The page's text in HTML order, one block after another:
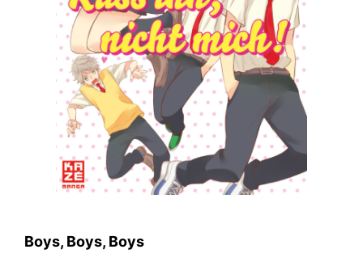
Boys, Boys, Boys